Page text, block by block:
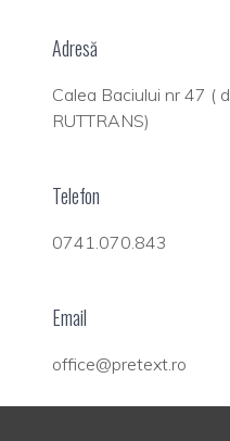
Adresă
Calea Baciului nr 47 (
RUTTRANS)
Telefon
0741.070.843
Email
office@pretext.ro